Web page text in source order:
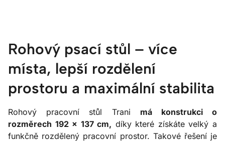
Rohový psací stůl – více
místa, lepší rozdělení
prostoru a maximální stabilita
Rohový pracovní stůl Trani má konstrukci o
rozměrech 192 × 137 cm, díky které získáte velký a
funkčně rozdělený pracovní prostor. Takové řešení je